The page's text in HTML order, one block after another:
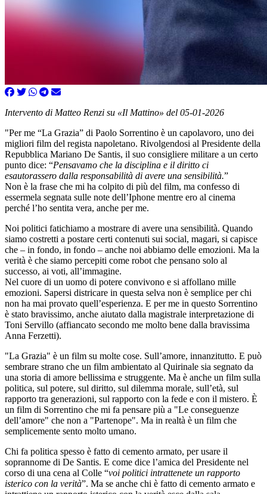
Intervento di Matteo Renzi su «Il Mattino» del 05-01-2026
"Per me “La Grazia” di Paolo Sorrentino è un capolavoro, uno dei
migliori film del regista napoletano. Rivolgendosi al Presidente della
Repubblica Mariano De Santis, il suo consigliere militare a un certo
punto dice: “Pensavamo che la disciplina e il diritto ci
esautorassero dalla responsabilità di avere una sensibilità.”
Non è la frase che mi ha colpito di più del film, ma confesso di
essermela segnata sulle note dell’Iphone mentre ero al cinema
perché l’ho sentita vera, anche per me.
Noi politici fatichiamo a mostrare di avere una sensibilità. Quando
siamo costretti a postare certi contenuti sui social, magari, si capisce
che – in fondo, in fondo – anche noi abbiamo delle emozioni. Ma la
verità è che siamo percepiti come robot che pensano solo al
successo, ai voti, all’immagine.
Nel cuore di un uomo di potere convivono e si affollano mille
emozioni. Sapersi districare in questa selva non è semplice per chi
non ha mai provato quell’esperienza. E per me in questo Sorrentino
è stato bravissimo, anche aiutato dalla magistrale interpretazione di
Toni Servillo (affiancato secondo me molto bene dalla bravissima
Anna Ferzetti).
"La Grazia" è un film su molte cose. Sull’amore, innanzitutto. E può
sembrare strano che un film ambientato al Quirinale sia segnato da
una storia di amore bellissima e struggente. Ma è anche un film sulla
politica, sul potere, sul diritto, sul dilemma morale, sull’età, sul
rapporto tra generazioni, sul rapporto con la fede e con il mistero. È
un film di Sorrentino che mi fa pensare più a "Le conseguenze
dell’amore" che non a "Partenope". Ma in realtà è un film che
semplicemente sento molto umano.
Chi fa politica spesso è fatto di cemento armato, per usare il
soprannome di De Santis. E come dice l’amica del Presidente nel
corso di una cena al Colle “voi politici intrattenete un rapporto
isterico con la verità”. Ma se anche chi è fatto di cemento armato e